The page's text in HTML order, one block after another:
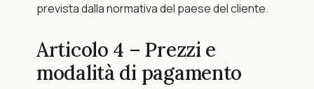
prevista dalla normativa del paese del cliente.
Articolo 4 – Prezzi e
modalità di pagamento